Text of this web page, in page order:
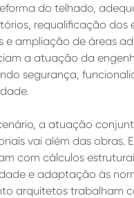
do telhado,
requalificação dos
e ampliação de áreas
a atuação da
segurança,
a atuação
vai além das obras.
com cálculos
e adaptação às
arquitetos trabalham